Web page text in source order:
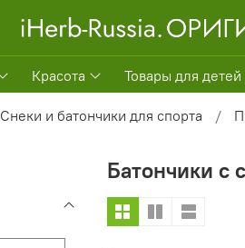
Красота Товары для детей
Снеки и батончики для спорта
Батончики с